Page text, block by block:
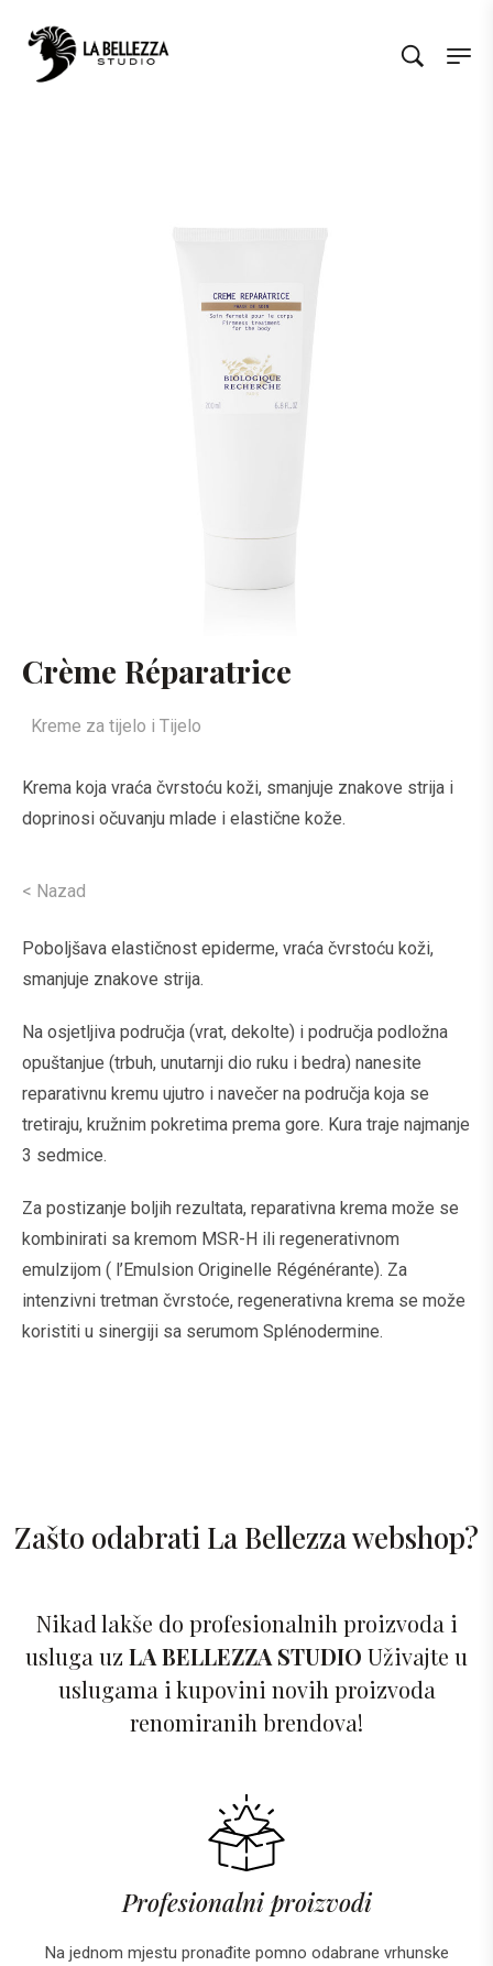
Crème Réparatrice
Kreme za tijelo i Tijelo
Krema koja vraća čvrstoću koži, smanjuje znakove strija i
doprinosi očuvanju mlade i elastične kože.
< Nazad
Poboljšava elastičnost epiderme, vraća čvrstoću koži,
smanjuje znakove strija.
Na osjetljiva područja (vrat, dekolte) i područja podložna
opuštanjue (trbuh, unutarnji dio ruku i bedra) nanesite
reparativnu kremu ujutro i navečer na područja koja se
tretiraju, kružnim pokretima prema gore. Kura traje najmanje
3 sedmice.
Za postizanje boljih rezultata, reparativna krema može se
kombinirati sa kremom MSR-H ili regenerativnom
emulzijom ( l’Emulsion Originelle Régénérante). Za
intenzivni tretman čvrstoće, regenerativna krema se može
koristiti u sinergiji sa serumom Splénodermine.
Zašto odabrati La Bellezza webshop?
Nikad lakše do profesionalnih proizvoda i
usluga uz LA BELLEZZA STUDIO Uživajte u
uslugama i kupovini novih proizvoda
renomiranih brendova!
Profesionalni proizvodi
Na jednom mjestu pronađite pomno odabrane vrhunske